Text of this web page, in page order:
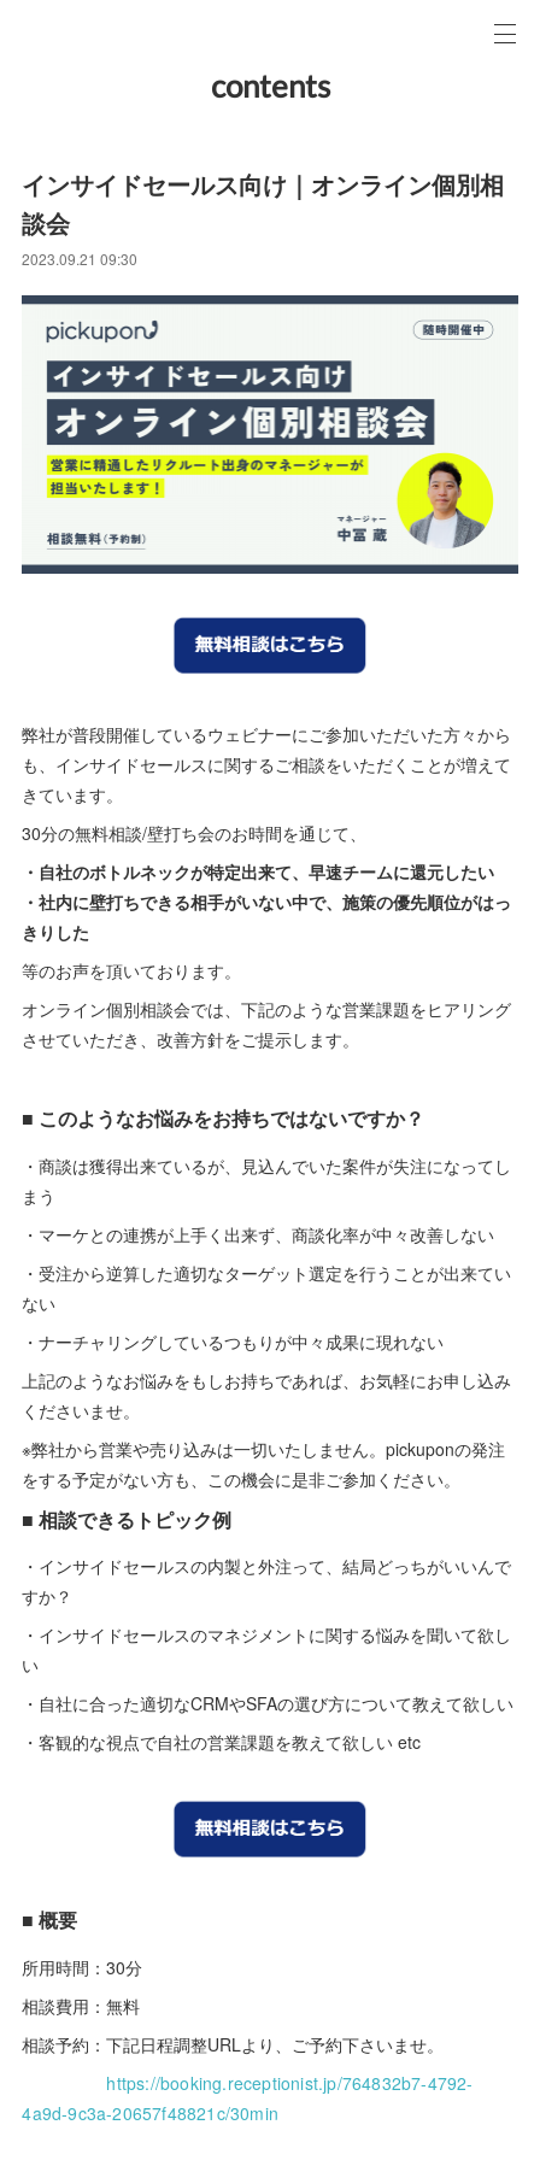
contents
インサイドセールス向け｜オンライン個別相
談会
2023.09.21 09:30
弊社が普段開催しているウェビナーにご参加いただいた方々から
も、インサイドセールスに関するご相談をいただくことが増えて
きています。
30分の無料相談/壁打ち会のお時間を通じて、
・自社のボトルネックが特定出来て、早速チームに還元したい
・社内に壁打ちできる相手がいない中で、施策の優先順位がはっ
きりした
等のお声を頂いております。
オンライン個別相談会では、下記のような営業課題をヒアリング
させていただき、改善方針をご提示します。
■ このようなお悩みをお持ちではないですか？
・商談は獲得出来ているが、見込んでいた案件が失注になってし
まう
・マーケとの連携が上手く出来ず、商談化率が中々改善しない
・受注から逆算した適切なターゲット選定を行うことが出来てい
ない
・ナーチャリングしているつもりが中々成果に現れない
上記のようなお悩みをもしお持ちであれば、お気軽にお申し込み
くださいませ。
※弊社から営業や売り込みは一切いたしません。pickuponの発注
をする予定がない方も、この機会に是非ご参加ください。
■ 相談できるトピック例
・インサイドセールスの内製と外注って、結局どっちがいいんで
すか？
・インサイドセールスのマネジメントに関する悩みを聞いて欲し
い
・自社に合った適切なCRMやSFAの選び方について教えて欲しい
・客観的な視点で自社の営業課題を教えて欲しい etc
■ 概要
所用時間：30分
相談費用：無料
相談予約：下記日程調整URLより、ご予約下さいませ。
https://booking.receptionist.jp/764832b7-4792-
4a9d-9c3a-20657f48821c/30min